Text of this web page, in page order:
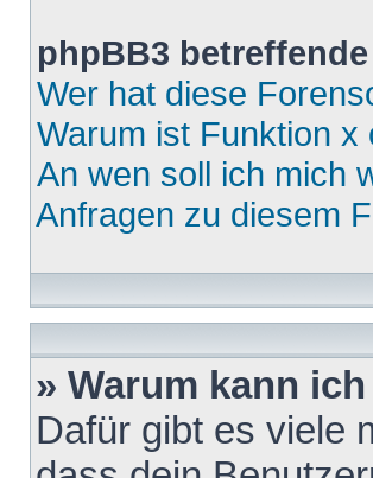
phpBB3
Wer hat diese
Warum ist Funktion
An wen soll ich mich
Anfragen zu diesem
» Warum kann
Dafür gibt es viele